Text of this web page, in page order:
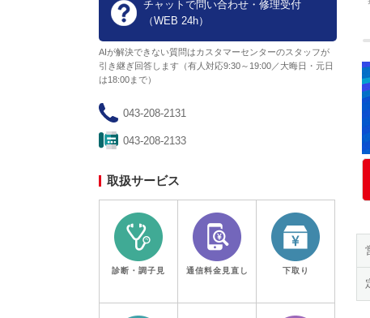
チャットで問い合わせ・修理受付
（WEB 24h）
AIが解決できない質問はカスタマーセンターのスタッフが
引き継ぎ回答します（有人対応9:30～19:00／大晦日・元日
は18:00まで）
043-208-2131
043-208-2133
取扱サービス
診断・調子見 通信料金見直し 下取り